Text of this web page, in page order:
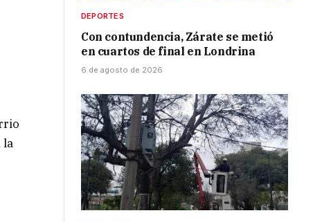
la
DEPORTES
Con contundencia, Zárate se metió
en cuartos de final en Londrina
6 de agosto de 2026